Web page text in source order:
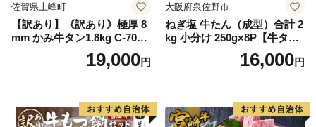
佐賀県上峰町
【訳あり】《訳あり》極厚 8
mm かみ牛タン1.8kg C-709-
19,000円
大阪府泉佐野市
ねぎ塩 牛たん（成型）合計 2
kg 小分け 250g×8P【牛タン
牛肉 焼肉用 薄切り 訳あり サ
16,000円